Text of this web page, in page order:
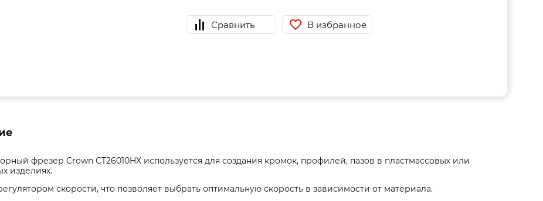
Сравнить В избранное
фрезер Crown CT26010HX используется для создания кромок, профилей, пазов в пластмассовых или
изделиях.
скорости, что позволяет выбрать оптимальную скорость в зависимости от материала.